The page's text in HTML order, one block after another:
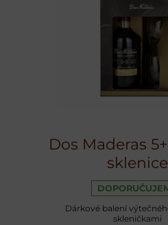
Dos Maderas
sklenice
Dárkové balení
skleničkami